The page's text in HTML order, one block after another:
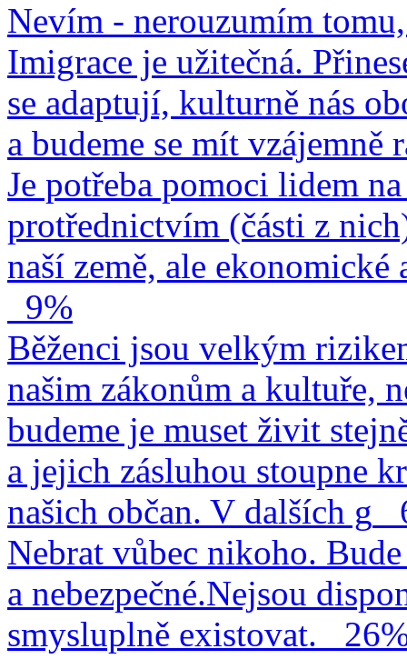
Nevím - nerouzumím
Imigrace je užitečná.
se adaptují, kulturně nás
a budeme se mít vzájemně
Je potřeba pomoci lidem
protřednictvím (části z
naší země, ale
9%
Běženci jsou velkým
našim zákonům a kultuře,
budeme je muset živit
a jejich zásluhou stoupne
našich občan. V dalších g
Nebrat vůbec nikoho.
a nebezpečné.Nejsou
smysluplně existovat.